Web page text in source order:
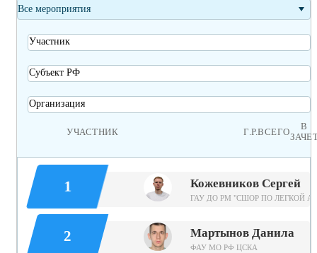
Все мероприятия
Участник
Субъект РФ
Организация
УЧАСТНИК Г.Р.ВСЕГО
В
1 Кожевников Сергей
ГАУ ДО РМ "СШОР ПО ЛЕГКОЙ
2 Мартынов Данила
ФАУ МО РФ ЦСКА